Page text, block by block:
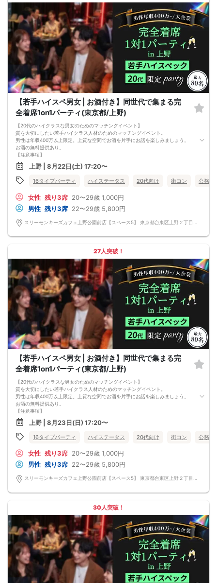
アルコール/ソフトドリンク付き
【若手ハイスペ男女 | お酒付き】同世代で集まる完
全着席1on1パーティ(東京都/上野)
【20代のハイクラスな男女のためのマッチングイベント】
質を大切にしたい若手ハイクラス人材のためのマッチングイベント。
男性は年収400万以上限定。上質な空間でお酒を片手にお話を楽しみましょう。
お酒の無料提供あり。
【注意事項】
■当日の持ち物
・公的身分証明書 ※ご提示いただけない方はご参加いただけません
■留意事項
・最善を尽くしておりますが、やむを得ない事情（ご予約者様の当日キャンセル
交通費等の補償は致しかねますのであらかじめご了承ください。
・当日は時間に余裕をもってお越しください。10分以上の遅刻はご参加をお断り
する場合がございます。
【その他】
■最小催行人数
アルコール/ソフトドリンク付き
上野 | 8月22日(土) 17:20〜
16タイプパーティ ハイステータス 20代向け 街コン 公務員
女性 残り3席 20〜29歳 1,000円
男性 残り3席 22〜29歳 5,800円
27人突破！
【若手ハイスペ男女 | お酒付き】同世代で集まる完
全着席1on1パーティ(東京都/上野)
【20代のハイクラスな男女のためのマッチングイベント】
質を大切にしたい若手ハイクラス人材のためのマッチングイベント。
男性は年収400万以上限定。上質な空間でお酒を片手にお話を楽しみましょう。
お酒の無料提供あり。
【注意事項】
■当日の持ち物
・公的身分証明書 ※ご提示いただけない方はご参加いただけません
■留意事項
・最善を尽くしておりますが、やむを得ない事情（ご予約者様の当日キャンセル
交通費等の補償は致しかねますのであらかじめご了承ください。
・当日は時間に余裕をもってお越しください。10分以上の遅刻はご参加をお断り
する場合がございます。
【その他】
■最小催行人数
アルコール/ソフトドリンク付き
上野 | 8月23日(日) 17:20〜
16タイプパーティ ハイステータス 20代向け 街コン 公務員
女性 残り3席 20〜29歳 1,000円
男性 残り3席 22〜29歳 5,800円
30人突破！